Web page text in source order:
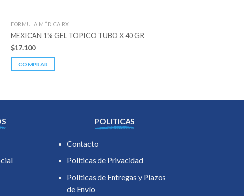
FORMULA MÉDICA RX
MEXICAN 1% GEL TOPICO TUBO X 40 GR
$17.100
COMPRAR
POLITICAS
Contacto
Políticas de Privacidad
Políticas de Entregas y Plazos
de Envío